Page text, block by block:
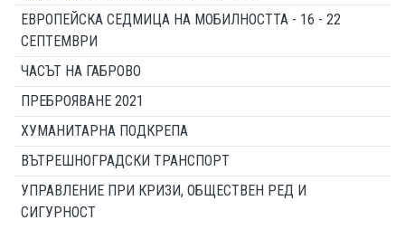
ЕВРОПЕЙСКА СЕДМИЦА НА МОБИЛНОСТТА - 16 - 22
СЕПТЕМВРИ
ЧАСЪТ НА ГАБРОВО
ПРЕБРОЯВАНЕ 2021
ХУМАНИТАРНА ПОДКРЕПА
ВЪТРЕШНОГРАДСКИ ТРАНСПОРТ
УПРАВЛЕНИЕ ПРИ КРИЗИ, ОБЩЕСТВЕН РЕД И
СИГУРНОСТ